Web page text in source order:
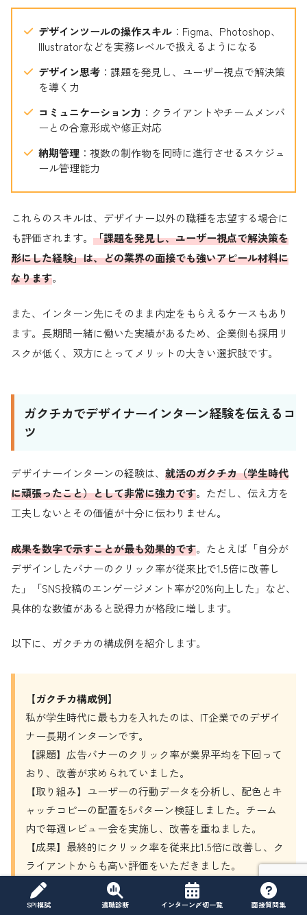
デザインツールの操作スキル：Figma、Photoshop、
Illustratorなどを実務レベルで扱えるようになる
デザイン思考：課題を発見し、ユーザー視点で解決策
を導く力
コミュニケーション力 ：クライアントやチームメンバ
ーとの合意形成や修正対応
納期管理：複数の制作物を同時に進行させるスケジュ
ール管理能力
これらのスキルは、デザイナー以外の職種を志望する場合に
も評価されます。 「課題を発見し、ユーザー視点で解決策を
形にした経験」は、どの業界の面接でも強いアピール材料に
なります。
また、インターン先にそのまま内定をもらえるケースもあり
ます。長期間一緒に働いた実績があるため、企業側も採用リ
スクが低く、双方にとってメリットの大きい選択肢です。
ガクチカでデザイナーインターン経験を伝えるコ
ツ
デザイナーインターンの経験は、 就活のガクチカ（学生時代
に頑張ったこと）として非常に強力です。ただし、伝え方を
工夫しないとその価値が十分に伝わりません。
成果を数字で示すことが最も効果的です。たとえば「自分が
デザインしたバナーのクリック率が従来比で1.5倍に改善し
た」「SNS投稿のエンゲージメント率が20%向上した」など、
具体的な数値があると説得力が格段に増します。
以下に、ガクチカの構成例を紹介します。
【ガクチカ構成例】
私が学生時代に最も力を入れたのは、IT企業でのデザイ
ナー長期インターンです。
【課題】広告バナーのクリック率が業界平均を下回って
おり、改善が求められていました。
【取り組み】ユーザーの行動データを分析し、配色とキ
ャッチコピーの配置を5パターン検証しました。チーム
内で毎週レビュー会を実施し、改善を重ねました。
【成果】最終的にクリック率を従来比1.5倍に改善し、ク
ライアントからも高い評価をいただきました。
【学び】データに基づいてデザインを改善するプロセス
の重要性と、チームで成果を出す難しさ・やりがいを学
SPI模試 適職診断 インターン〆切一覧 面接質問集